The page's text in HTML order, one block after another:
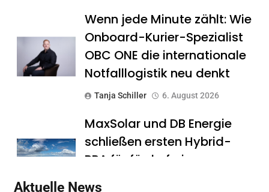
Wenn jede Minute zählt: Wie
Onboard-Kurier-Spezialist
OBC ONE die internationale
Notfalllogistik neu denkt
Tanja Schiller 6. August 2026
MaxSolar und DB Energie
schließen ersten Hybrid-
PPA für förderfreie
Aktuelle News